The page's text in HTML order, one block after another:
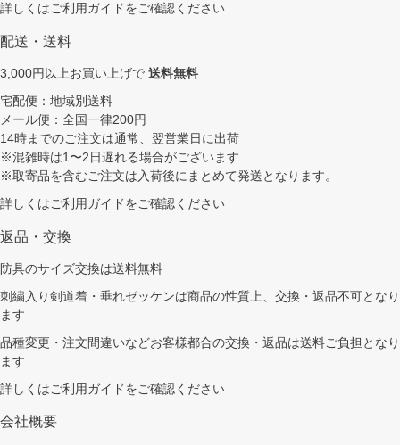
詳しくはご利用ガイドをご確認ください
配送・送料
3,000円以上お買い上げで 送料無料
宅配便：地域別送料
メール便：全国一律200円
14時までのご注文は通常、翌営業日に出荷
※混雑時は1〜2日遅れる場合がございます
※取寄品を含むご注文は入荷後にまとめて発送となります。
詳しくはご利用ガイドをご確認ください
返品・交換
防具のサイズ交換は送料無料
刺繍入り剣道着・垂れゼッケンは商品の性質上、交換・返品不可となり
ます
品種変更・注文間違いなどお客様都合の交換・返品は送料ご負担となり
ます
詳しくはご利用ガイドをご確認ください
会社概要